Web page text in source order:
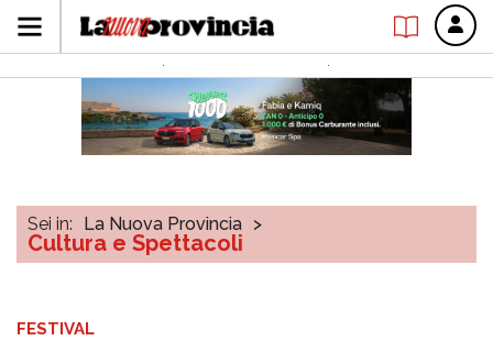
Sei in: La Nuova Provincia >
Cultura e Spettacoli
FESTIVAL